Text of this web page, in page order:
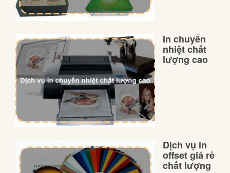
In chuyển
nhiệt chất
lượng cao
Dịch vụ in
offset giá rẻ
chất lượng